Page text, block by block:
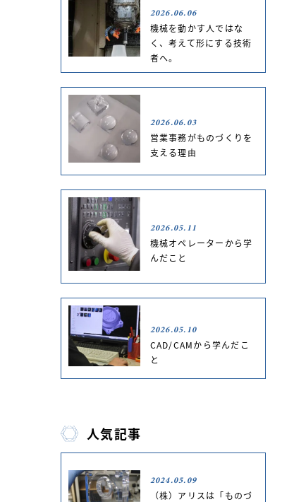
2026.06.06
機械を動かす人ではな
く、考えて形にする技術
者へ。
2026.06.03
営業事務がものづくりを
支える理由
2026.05.11
機械オペレーターから学
んだこと
2026.05.10
CAD/CAMから学んだこ
と
人気記事
2024.05.09
（株）アリスは「ものづ